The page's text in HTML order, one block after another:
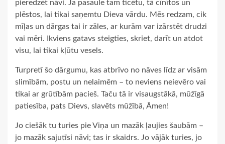
pieredzēt nāvi. Ja pasaule tam ticētu, tā cīnītos un
plēstos, lai tikai saņemtu Dieva vārdu. Mēs redzam, cik
mīļas un dārgas tai ir zāles, ar kurām var izārstēt drudzi
vai mēri. Ikviens gatavs steigties, skriet, darīt un atdot
visu, lai tikai kļūtu vesels.
Turpretī šo dārgumu, kas atbrīvo no nāves līdz ar visām
slimībām, postu un nelaimēm – to neviens neievēro vai
tikai ar grūtībām pacieš. Taču tā ir visaugstākā, mūžīgā
patiesība, pats Dievs, slavēts mūžībā, Āmen!
Jo ciešāk tu turies pie Viņa un mazāk ļaujies šaubām –
jo mazāk sajutīsi nāvi; tas ir skaidrs. Jo vājāk turies, jo